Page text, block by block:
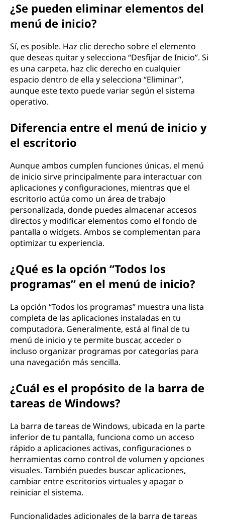
¿Se pueden eliminar elementos del
menú de inicio?
Sí, es posible. Haz clic derecho sobre el elemento
que deseas quitar y selecciona “Desfijar de Inicio”. Si
es una carpeta, haz clic derecho en cualquier
espacio dentro de ella y selecciona “Eliminar”,
aunque este texto puede variar según el sistema
operativo.
Diferencia entre el menú de inicio y
el escritorio
Aunque ambos cumplen funciones únicas, el menú
de inicio sirve principalmente para interactuar con
aplicaciones y configuraciones, mientras que el
escritorio actúa como un área de trabajo
personalizada, donde puedes almacenar accesos
directos y modificar elementos como el fondo de
pantalla o widgets. Ambos se complementan para
optimizar tu experiencia.
¿Qué es la opción “Todos los
programas” en el menú de inicio?
La opción “Todos los programas” muestra una lista
completa de las aplicaciones instaladas en tu
computadora. Generalmente, está al final de tu
menú de inicio y te permite buscar, acceder o
incluso organizar programas por categorías para
una navegación más sencilla.
¿Cuál es el propósito de la barra de
tareas de Windows?
La barra de tareas de Windows, ubicada en la parte
inferior de tu pantalla, funciona como un acceso
rápido a aplicaciones activas, configuraciones o
herramientas como control de volumen y opciones
visuales. También puedes buscar aplicaciones,
cambiar entre escritorios virtuales y apagar o
reiniciar el sistema.
Funcionalidades adicionales de la barra de tareas